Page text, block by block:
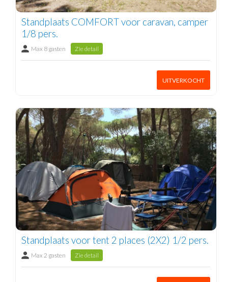
Standplaats COMFORT voor caravan, camper
1/8 pers.
Max 8 gasten Zie detail
UITVERKOCHT
Standplaats voor tent 2 places (2X2) 1/2 pers.
Max 2 gasten Zie detail